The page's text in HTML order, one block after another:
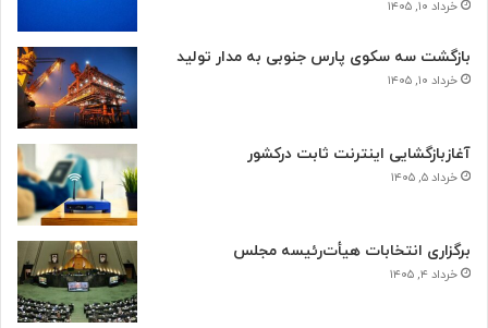
خرداد ۱۰, ۱۴۰۵
بازگشت سه سکوی پارس جنوبی به مدار تولید
خرداد ۱۰, ۱۴۰۵
آغازبازگشایی اینترنت ثابت درکشور
خرداد ۵, ۱۴۰۵
برگزاری انتخابات هیأت‌رئیسه مجلس
خرداد ۴, ۱۴۰۵